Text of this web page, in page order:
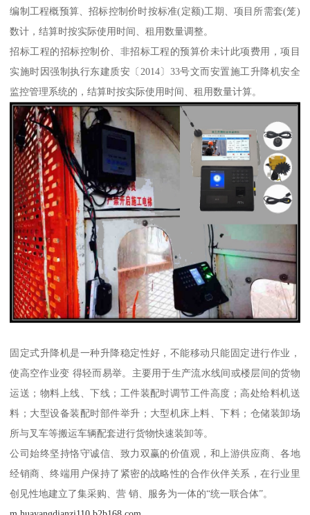
编制工程概预算、招标控制价时按标准(定额)工期、项目所需套(笼)
数计，结算时按实际使用时间、租用数量调整。
招标工程的招标控制价、非招标工程的预算价未计此项费用，项目
实施时因强制执行东建质安〔2014〕33号文而安置施工升降机安全
监控管理系统的，结算时按实际使用时间、租用数量计算。
固定式升降机是一种升降稳定性好，不能移动只能固定进行作业，
使高空作业变 得轻而易举。主要用于生产流水线间或楼层间的货物
运送；物料上线、下线；工件装配时调节工件高度；高处给料机送
料；大型设备装配时部件举升；大型机床上料、下料；仓储装卸场
所与叉车等搬运车辆配套进行货物快速装卸等。
公司始终坚持恪守诚信、致力双赢的价值观，和上游供应商、各地
经销商、终端用户保持了紧密的战略性的合作伙伴关系，在行业里
创见性地建立了集采购、营 销、服务为一体的“统一联合体”。